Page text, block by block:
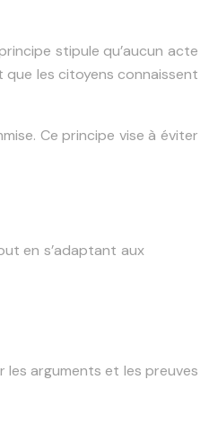
stipule qu’aucun acte
que les citoyens connaissent
Ce principe vise à éviter
en s’adaptant aux
arguments et les preuves